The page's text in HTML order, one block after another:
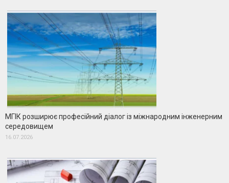
МГІК розширює професійний діалог із міжнародним інженерним
середовищем
16.07.2026